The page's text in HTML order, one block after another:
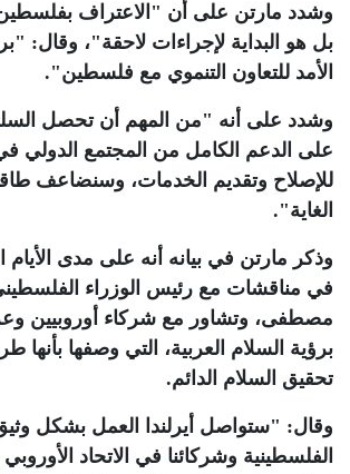
وشدد مارتن على أن "الاعتراف بفلسطين
بل هو البداية لإجراءات لاحقة"، وقال:
الأمد للتعاون التنموي مع فلسطين".
وشدد على أنه "من المهم أن تحصل
على الدعم الكامل من المجتمع الدولي
للإصلاح وتقديم الخدمات، وسنضاعف
الغاية".
وذكر مارتن في بيانه أنه على مدى الأيام
في مناقشات مع رئيس الوزراء
مصطفى، وتشاور مع شركاء أوروبيين
برؤية السلام العربية، التي وصفها بأنها
تحقيق السلام الدائم.
وقال: "ستواصل أيرلندا العمل بشكل
الفلسطينية وشركائنا في الاتحاد